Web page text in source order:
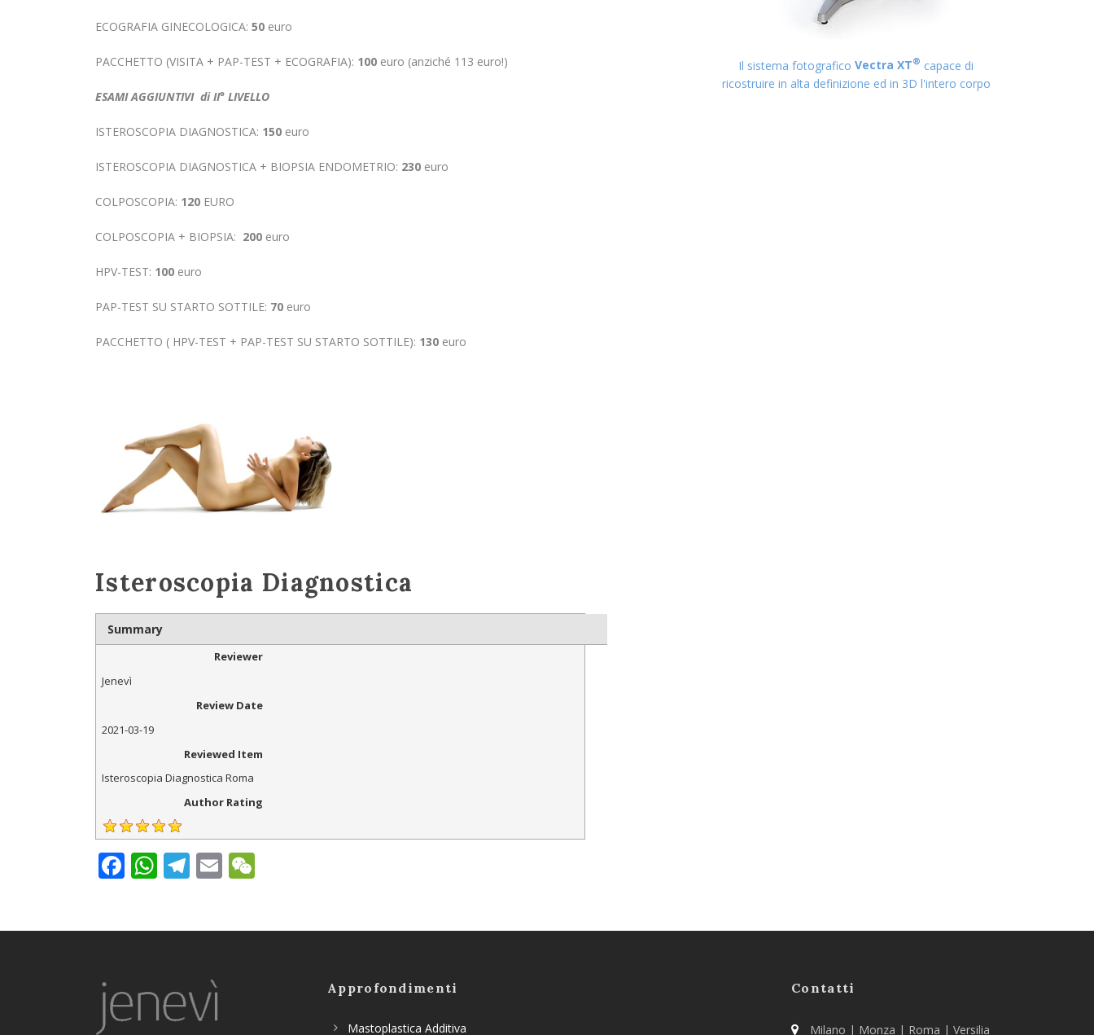
ECOGRAFIA GINECOLOGICA: 50 euro
PACCHETTO (VISITA + PAP-TEST + ECOGRAFIA): 100 euro (anziché 113 euro!)
ESAMI AGGIUNTIVI di II° LIVELLO
ISTEROSCOPIA DIAGNOSTICA: 150 euro
ISTEROSCOPIA DIAGNOSTICA + BIOPSIA ENDOMETRIO: 230 euro
COLPOSCOPIA: 120 EURO
COLPOSCOPIA + BIOPSIA: 200 euro
HPV-TEST: 100 euro
PAP-TEST SU STARTO SOTTILE: 70 euro
PACCHETTO ( HPV-TEST + PAP-TEST SU STARTO SOTTILE): 130 euro
Isteroscopia Diagnostica
Summary
Reviewer
Jenevì
Review Date
2021-03-19
Reviewed Item
Isteroscopia Diagnostica Roma
Author Rating
Facebook
WhatsApp
Telegram
Email
Il sistema fotograficoVectra XT® capace di
ricostruire in alta definizione ed in 3D l'intero corpo
Approfondimenti
Mastoplastica Additiva
Contatti
Milano | Monza | Roma | Versilia